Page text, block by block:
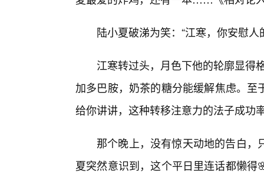
陆小夏破涕为笑：“江寒，你安慰
江寒转过头，月色下他的轮廓显得
加多巴胺，奶茶的糖分能缓解焦虑。
给你讲讲，这种转移注意力的法子成功
那个晚上，没有惊天动地的告白
夏突然意识到，这个平日里连话都懒